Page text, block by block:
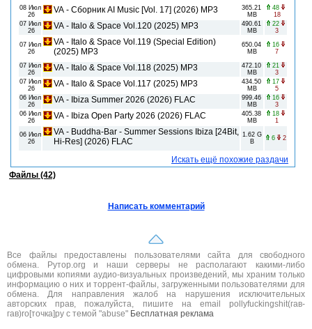
08 Июл
26
VA - Сборник AI Music [Vol. 17] (2026) MP3
365.21
MB
48
18
07 Июл
26
VA - Italo & Space Vol.120 (2025) MP3
490.61
MB
22
3
07 Июл
26
VA - Italo & Space Vol.119 (Special Edition)
(2025) MP3
650.04
MB
16
7
07 Июл
26
VA - Italo & Space Vol.118 (2025) MP3
472.10
MB
21
3
07 Июл
26
VA - Italo & Space Vol.117 (2025) MP3
434.50
MB
17
5
06 Июл
26
VA - Ibiza Summer 2026 (2026) FLAC
999.46
MB
16
3
06 Июл
26
VA - Ibiza Open Party 2026 (2026) FLAC
405.38
MB
18
1
06 Июл
26
VA - Buddha-Bar - Summer Sessions Ibiza [24Bit,
Hi-Res] (2026) FLAC
1.62 G
B
6 2
Искать ещё похожие раздачи
Файлы (42)
Написать комментарий
Все файлы предоставлены пользователями сайта для свободного
обмена. Рутор.org и наши серверы не располагают какими-либо
цифровыми копиями аудио-визуальных произведений, мы храним только
информацию о них и торрент-файлы, загруженными пользователями для
обмена. Для направления жалоб на нарушения исключительных
авторских прав, пожалуйста, пишите на email pollyfuckingshit(гав-
гав)ro[точка]ру с темой "abuse" Бесплатная реклама